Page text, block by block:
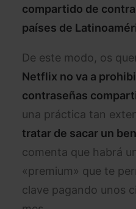
compartido de
países de
De este modo, os
Netflix no va a
contraseñas
una práctica tan
tratar de sacar un
comenta que habrá
«premium» que te
clave pagando unos